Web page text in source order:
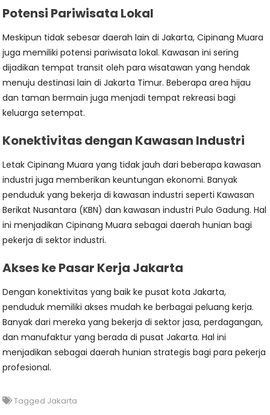
Potensi Pariwisata Lokal
Meskipun tidak sebesar daerah lain di Jakarta, Cipinang Muara
juga memiliki potensi pariwisata lokal. Kawasan ini sering
dijadikan tempat transit oleh para wisatawan yang hendak
menuju destinasi lain di Jakarta Timur. Beberapa area hijau
dan taman bermain juga menjadi tempat rekreasi bagi
keluarga setempat.
Konektivitas dengan Kawasan Industri
Letak Cipinang Muara yang tidak jauh dari beberapa kawasan
industri juga memberikan keuntungan ekonomi. Banyak
penduduk yang bekerja di kawasan industri seperti Kawasan
Berikat Nusantara (KBN) dan kawasan industri Pulo Gadung. Hal
ini menjadikan Cipinang Muara sebagai daerah hunian bagi
pekerja di sektor industri.
Akses ke Pasar Kerja Jakarta
Dengan konektivitas yang baik ke pusat kota Jakarta,
penduduk memiliki akses mudah ke berbagai peluang kerja.
Banyak dari mereka yang bekerja di sektor jasa, perdagangan,
dan manufaktur yang berada di pusat Jakarta. Hal ini
menjadikan sebagai daerah hunian strategis bagi para pekerja
profesional.
Tagged Jakarta